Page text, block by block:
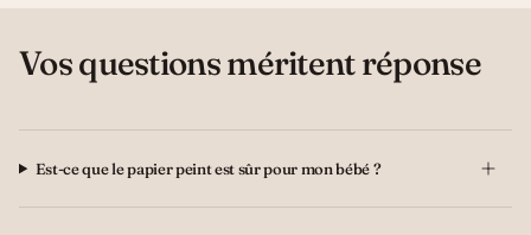
Vos questions méritent réponse
Est-ce que le papier peint est sûr pour mon bébé ?